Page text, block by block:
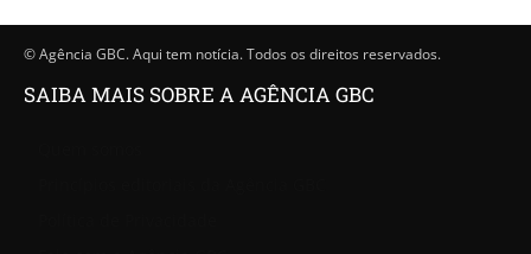
© Agência GBC. Aqui tem notícia. Todos os direitos reservados.
SAIBA MAIS SOBRE A AGÊNCIA GBC